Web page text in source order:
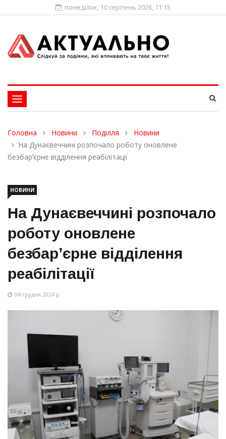
понеділок, 10 серпень 2026, 11:15
Toggle
navigation
Головна Новини Поділля
Новини
На Дунаєвеччині розпочало роботу оновлене
безбарʼєрне відділення реабілітації
НОВИНИ
На Дунаєвеччині розпочало
роботу оновлене
безбарʼєрне відділення
реабілітації
04 грудня 2024 р.